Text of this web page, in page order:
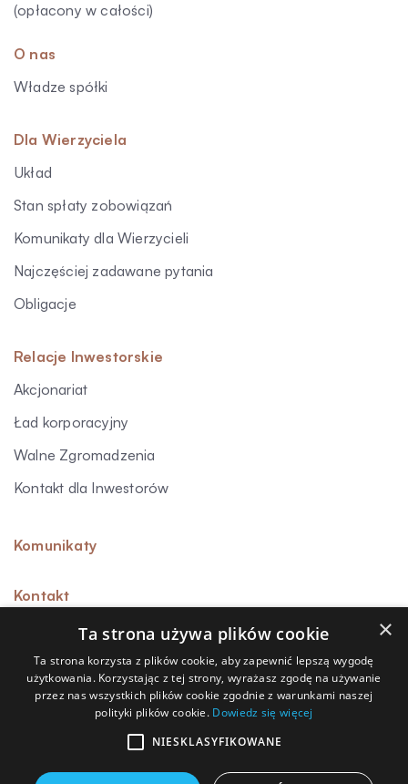
(opłacony w całości)
O nas
Władze spółki
Dla Wierzyciela
Układ
Stan spłaty zobowiązań
Komunikaty dla Wierzycieli
Najczęściej zadawane pytania
Obligacje
Relacje Inwestorskie
Akcjonariat
Ład korporacyjny
Walne Zgromadzenia
Kontakt dla Inwestorów
Komunikaty
Kontakt
Sygnalista
Polityka prywatności
Polityka przetwarzania danych osobowych
×
Ta strona używa plików cookie
Ta strona korzysta z plików cookie, aby zapewnić lepszą wygodę
użytkowania. Korzystając z tej strony, wyrażasz zgodę na używanie
przez nas wszystkich plików cookie zgodnie z warunkami naszej
polityki plików cookie. Dowiedz się więcej
NIESKLASYFIKOWANE